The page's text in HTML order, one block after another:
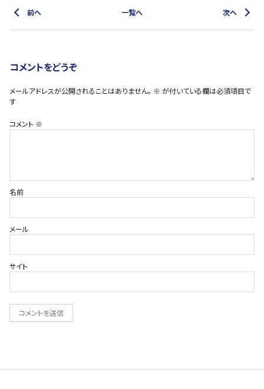
前へ 一覧へ 次へ
コメントをどうぞ
メールアドレスが公開されることはありません。 ※ が付いている欄は必須項目で
す
コメント ※
名前
メール
サイト